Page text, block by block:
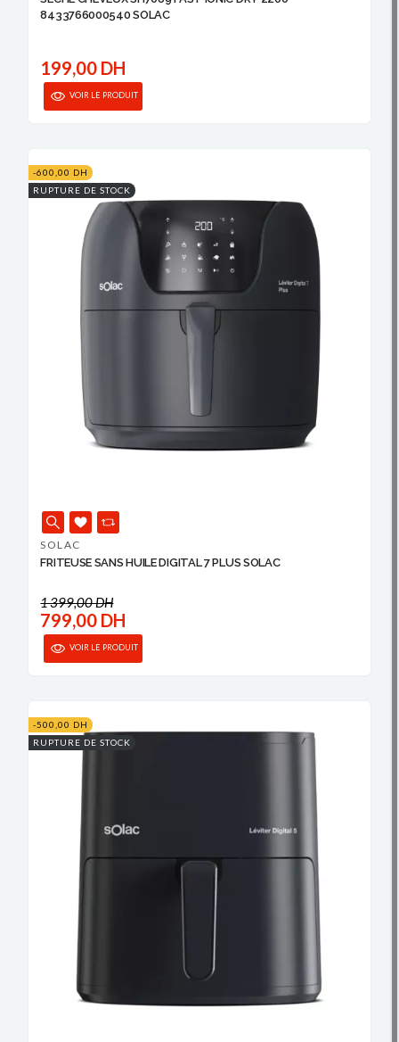
8433766000540 SOLAC
199,00 DH
VOIR LE PRODUIT
-600,00 DH
RUPTURE DE STOCK
SOLAC
FRITEUSE SANS HUILE DIGITAL 7 PLUS SOLAC
1 399,00 DH
799,00 DH
VOIR LE PRODUIT
-500,00 DH
RUPTURE DE STOCK